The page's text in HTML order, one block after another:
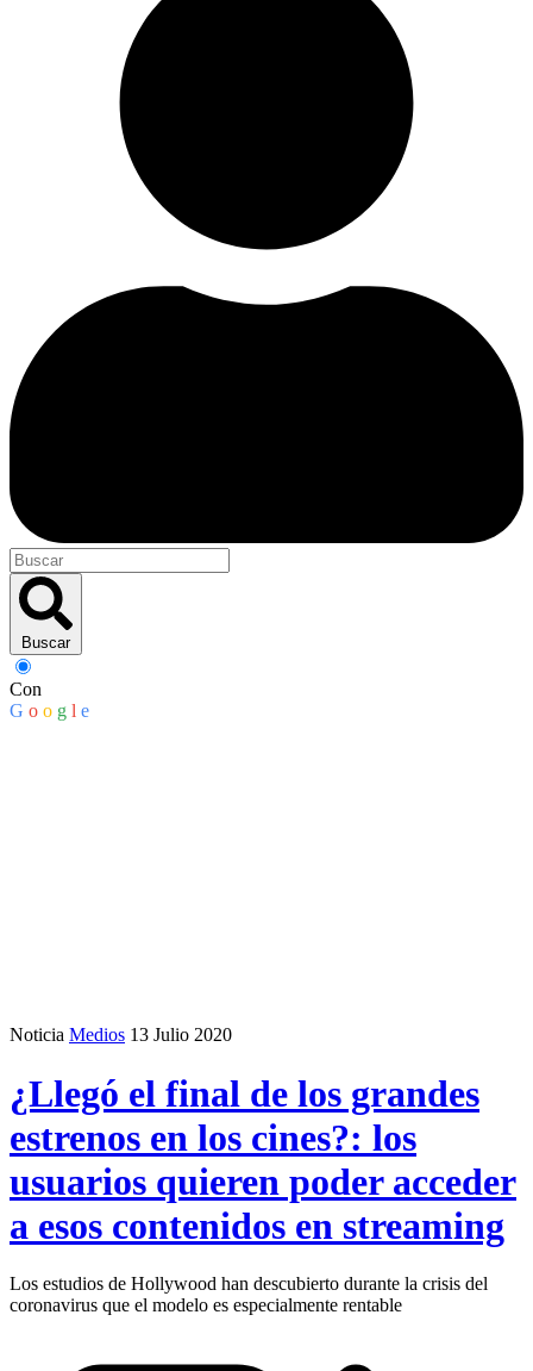
Buscar
Con
G o o g l e
Noticia Medios 13 Julio 2020
¿Llegó el final de los grandes
estrenos en los cines?: los
usuarios quieren poder acceder
a esos contenidos en streaming
Los estudios de Hollywood han descubierto durante la crisis del
coronavirus que el modelo es especialmente rentable